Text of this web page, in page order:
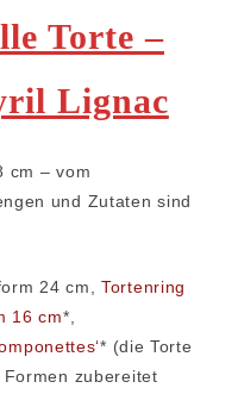
Torte –
Lignac
cm – vom
und Zutaten sind
24 cm,Tortenring
16 cm*,
* (die Torte
zubereitet